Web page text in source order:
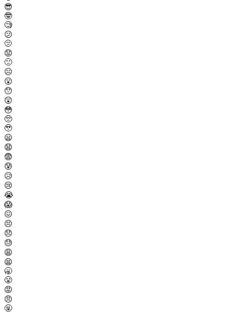
😎
🤓
🧐
😕
🫤
😟
🙁
☹️
😮
😯
😲
😳
🥺
🥹
😦
😧
😨
😰
😥
😢
😭
😱
😖
😣
😞
😓
😩
😫
🥱
😤
😡
😠
🤬